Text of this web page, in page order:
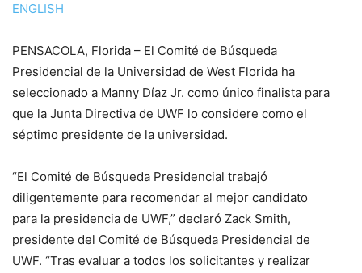
ENGLISH
PENSACOLA, Florida – El Comité de Búsqueda
Presidencial de la Universidad de West Florida ha
seleccionado a Manny Díaz Jr. como único finalista para
que la Junta Directiva de UWF lo considere como el
séptimo presidente de la universidad.
“El Comité de Búsqueda Presidencial trabajó
diligentemente para recomendar al mejor candidato
para la presidencia de UWF,” declaró Zack Smith,
presidente del Comité de Búsqueda Presidencial de
UWF. “Tras evaluar a todos los solicitantes y realizar